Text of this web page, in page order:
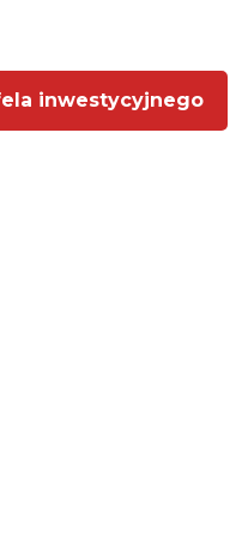
inwestycyjnego